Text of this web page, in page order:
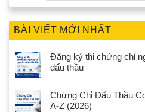
BÀI VIẾT MỚI NHẤT
Đăng ký thi chứng chỉ
đấu thầu
Chứng Chỉ Đấu Thầu
A-Z (2026)